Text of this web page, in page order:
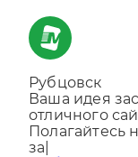
Рубцовск
Ваша идея
отличного
Создаем,
Выбрать сайт